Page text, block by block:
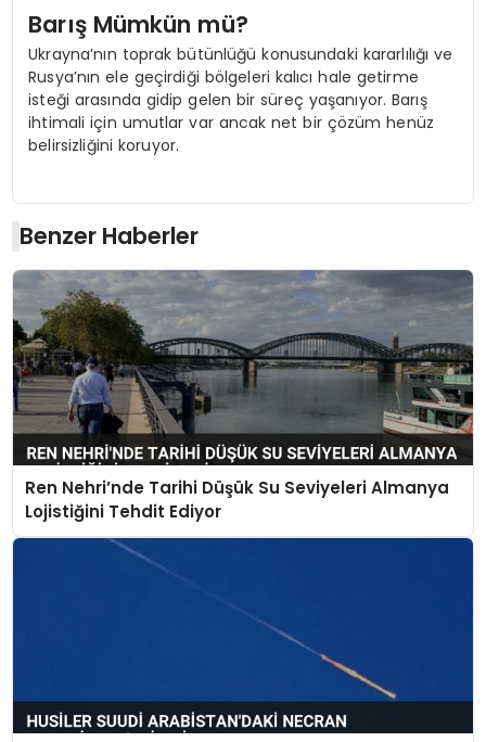
Barış Mümkün mü?
Ukrayna’nın toprak bütünlüğü konusundaki kararlılığı ve
Rusya’nın ele geçirdiği bölgeleri kalıcı hale getirme
isteği arasında gidip gelen bir süreç yaşanıyor. Barış
ihtimali için umutlar var ancak net bir çözüm henüz
belirsizliğini koruyor.
Benzer Haberler
Ren Nehri’nde Tarihi Düşük Su Seviyeleri Almanya
Lojistiğini Tehdit Ediyor